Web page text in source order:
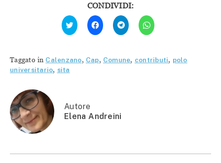
CONDIVIDI:
Fai
clic
qui
Twitter
(Si
Fai
clic
per
condividere
(Si
apre
Fai
clic
per
condividere
(Si
apre
Fai
clic
per
(Si
apre
Taggato in Calenzano, Cap, Comune, contributi, polo
universitario, sita
Autore
Elena Andreini